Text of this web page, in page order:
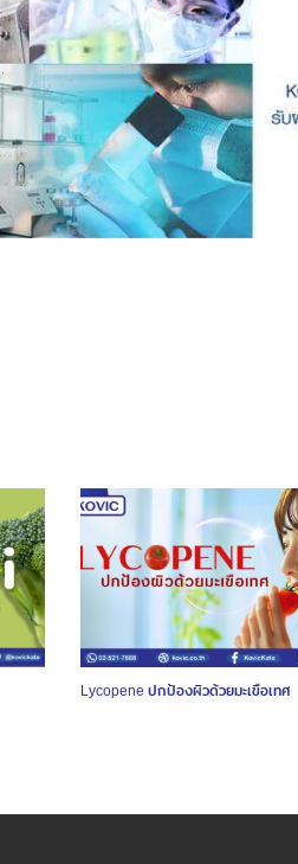
Lycopene ปกป้องผิวด้วยมะเขือเทศ